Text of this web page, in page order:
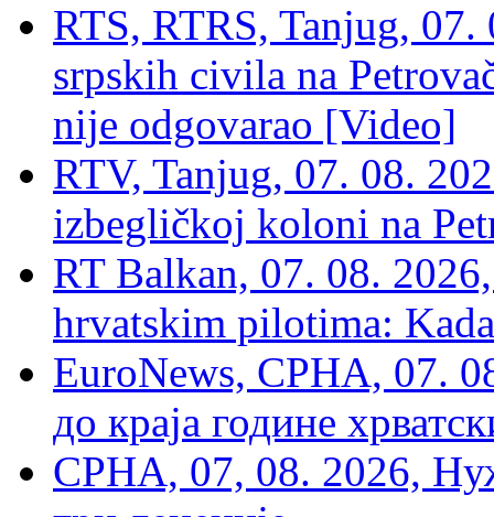
RTS, RTRS, Tanjug,
srpskih civila na
nije odgovarao [Video]
RTV, Tanjug, 07. 08.
izbegličkoj koloni na
RT Balkan, 07. 08.
hrvatskim pilotima:
EuroNews, СРНА, 07.
до краја године
СРНА, 07, 08. 2026,